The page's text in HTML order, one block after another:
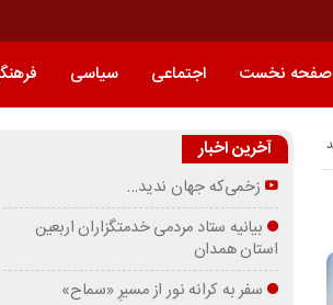
صفحه نخست اجتماعی سیاسی
آخرین اخبار
زخمی‌که جهان ندید…
بیانیه ستاد مردمی خدمتگزاران اربعین
استان همدان
سفر به کرانه‌ نور از مسیرِ «سماح»